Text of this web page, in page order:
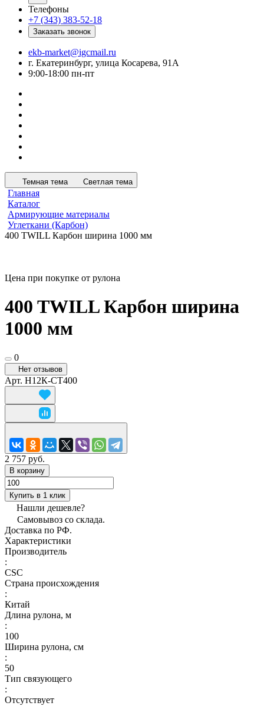
Телефоны
+7 (343) 383-52-18
Заказать звонок
ekb-market@igcmail.ru
г. Екатеринбург, улица Косарева, 91А
9:00-18:00 пн-пт
Темная тема Светлая тема
Главная
Каталог
Армирующие материалы
Углеткани (Карбон)
400 TWILL Карбон ширина 1000 мм
Цена при покупке от рулона
400 TWILL Карбон ширина
1000 мм
0
Нет отзывов
Арт. Н12К-СТ400
2 757 руб.
В корзину
Купить в 1 клик
Нашли дешевле?
Самовывоз со склада.
Доставка по РФ.
Характеристики
Производитель
:
CSC
Страна происхождения
:
Китай
Длина рулона, м
:
100
Ширина рулона, см
:
50
Тип связующего
:
Отсутствует